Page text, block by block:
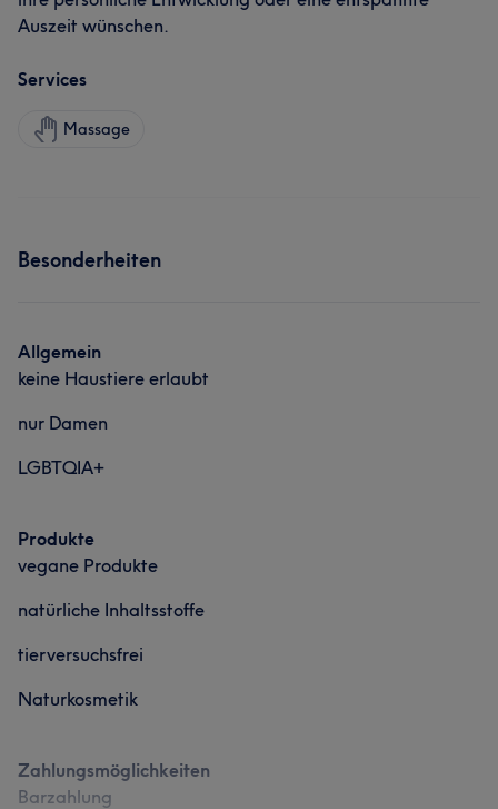
Auszeit wünschen.
Services
Massage
Besonderheiten
Allgemein
keine Haustiere erlaubt
nur Damen
LGBTQIA+
Produkte
vegane Produkte
natürliche Inhaltsstoffe
tierversuchsfrei
Naturkosmetik
Zahlungsmöglichkeiten
Barzahlung